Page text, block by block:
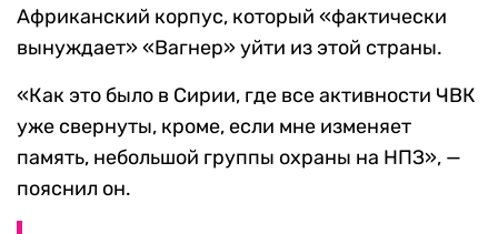
Африканский корпус, который «фактически
вынуждает» «Вагнер» уйти из этой страны.
«Как это было в Сирии, где все активности ЧВК
уже свернуты, кроме, если мне изменяет
память, небольшой группы охраны на НПЗ», —
пояснил он.